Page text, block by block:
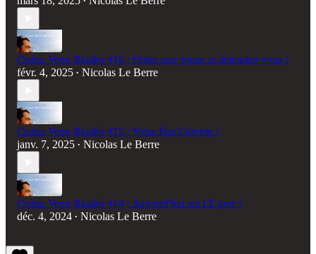
Codez Votre Réalité #16 : Faites une pause et détendez-vous !
févr. 4, 2025 • Nicolas Le Berre
Codez Votre Réalité #15 : Votre État Compte !
janv. 7, 2025 • Nicolas Le Berre
Codez Votre Réalité #14 : Aujourd'hui est LE jour !
déc. 4, 2024 • Nicolas Le Berre